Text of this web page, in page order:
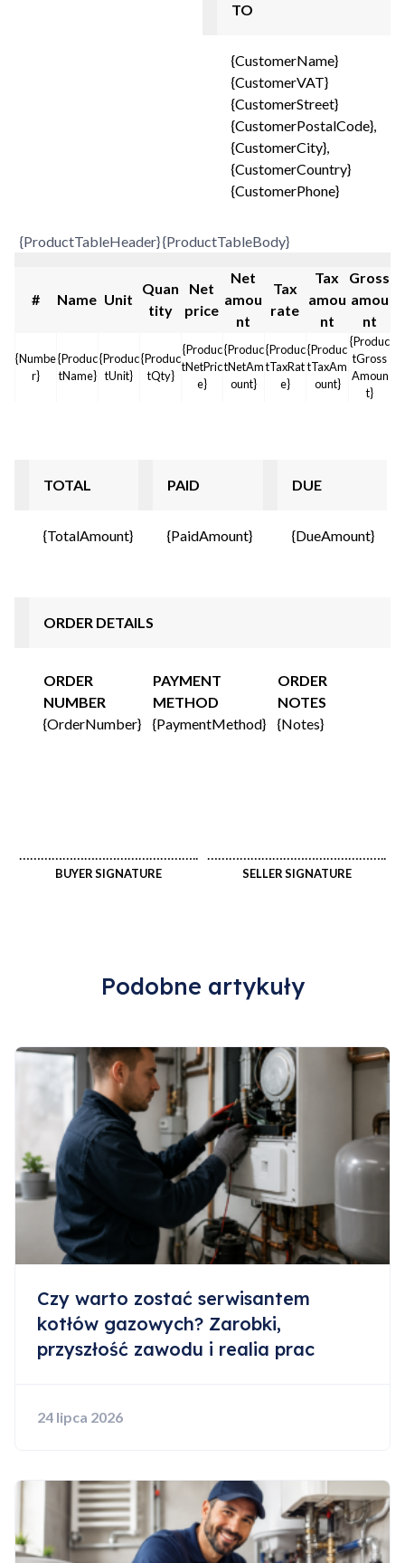
TO
{CustomerName}
{CustomerVAT}
{CustomerStreet}
{CustomerPostalCode},
{CustomerCity},
{CustomerCountry}
{CustomerPhone}
{ProductTableHeader} {ProductTableBody}
# Name Unit
Quan
tity
Net
price
Net
amou
nt
Tax
rate
Tax
amou
nt
Gross
amou
nt
{Numbe
r}
{Produc
tName}
{Produc
tUnit}
{Produc
tQty}
{Produc
tNetPric
e}
{Produc
tNetAm
ount}
{Produc
tTaxRat
e}
{Produc
tTaxAm
ount}
{Produc
tGross
Amoun
t}
TOTAL
{TotalAmount}
PAID
{PaidAmount}
DUE
{DueAmount}
ORDER DETAILS
ORDER
NUMBER
{OrderNumber}
PAYMENT
METHOD
{PaymentMethod}
ORDER
NOTES
{Notes}
…………………………………………..
BUYER SIGNATURE
…………………………………………..
SELLER SIGNATURE
Podobne artykuły
Czy warto zostać serwisantem
kotłów gazowych? Zarobki,
przyszłość zawodu i realia prac
24 lipca 2026